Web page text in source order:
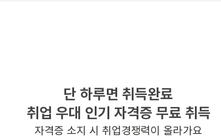
찾으시는 조건의 일자리가 없습니다
더욱더 노력하는 케어파트너가 되겠습니다.
단 하루면 취득완료
취업 우대 인기 자격증 무료 취득
자격증 소지 시 취업경쟁력이 올라가요